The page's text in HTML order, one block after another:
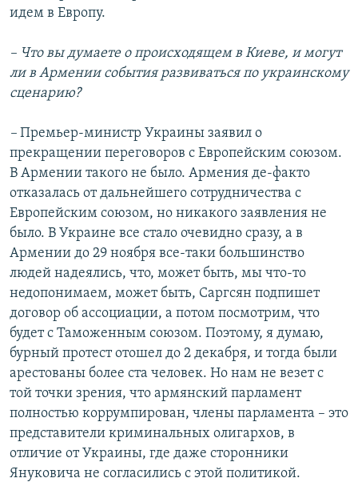
идем в Европу.
– Что вы думаете о происходящем в Киеве, и могут
ли в Армении события развиваться по украинскому
сценарию?
– Премьер-министр Украины заявил о
прекращении переговоров с Европейским союзом.
В Армении такого не было. Армения де-факто
отказалась от дальнейшего сотрудничества с
Европейским союзом, но никакого заявления не
было. В Украине все стало очевидно сразу, а в
Армении до 29 ноября все-таки большинство
людей надеялись, что, может быть, мы что-то
недопонимаем, может быть, Саргсян подпишет
договор об ассоциации, а потом посмотрим, что
будет с Таможенным союзом. Поэтому, я думаю,
бурный протест отошел до 2 декабря, и тогда были
арестованы более ста человек. Но нам не везет с
той точки зрения, что армянский парламент
полностью коррумпирован, члены парламента – это
представители криминальных олигархов, в
отличие от Украины, где даже сторонники
Януковича не согласились с этой политикой.